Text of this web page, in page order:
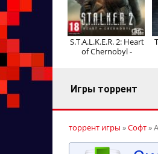
S.T.A.L.K.E.R. 2: Heart
of Chernobyl -
Игры торрент
торрент игры »Софт»